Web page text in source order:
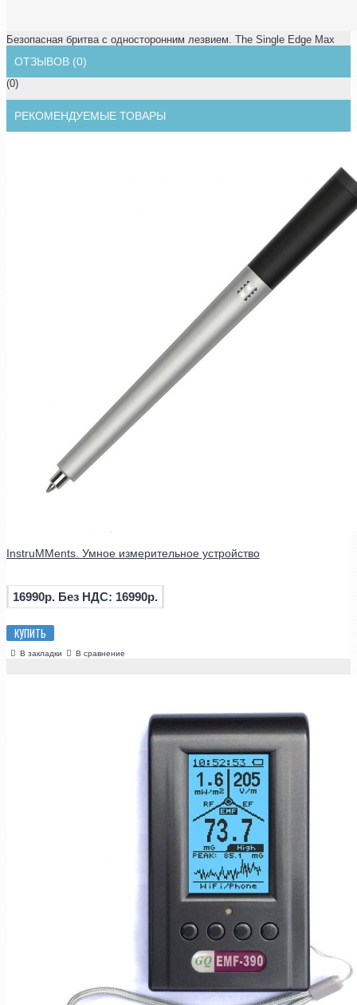
Безопасная бритва с односторонним лезвием. The Single Edge Max
ОТЗЫВОВ (0)
(0)
РЕКОМЕНДУЕМЫЕ ТОВАРЫ
InstruMMents. Умное измерительное устройство
16990р. Без НДС: 16990р.
КУПИТЬ
В закладки В сравнение